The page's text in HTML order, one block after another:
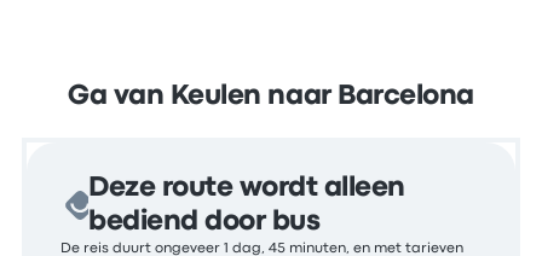
Ga van Keulen naar Barcelona
Deze route wordt alleen
bediend door bus
De reis duurt ongeveer 1 dag, 45 minuten, en met tarieven